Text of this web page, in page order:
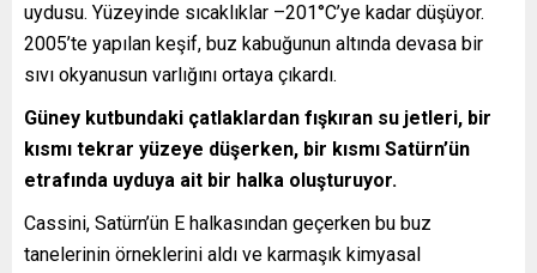
uydusu. Yüzeyinde sıcaklıklar –201°C’ye kadar düşüyor.
2005’te yapılan keşif, buz kabuğunun altında devasa bir
sıvı okyanusun varlığını ortaya çıkardı.
Güney kutbundaki çatlaklardan fışkıran su jetleri, bir
kısmı tekrar yüzeye düşerken, bir kısmı Satürn’ün
etrafında uyduya ait bir halka oluşturuyor.
Cassini, Satürn’ün E halkasından geçerken bu buz
tanelerinin örneklerini aldı ve karmaşık kimyasal